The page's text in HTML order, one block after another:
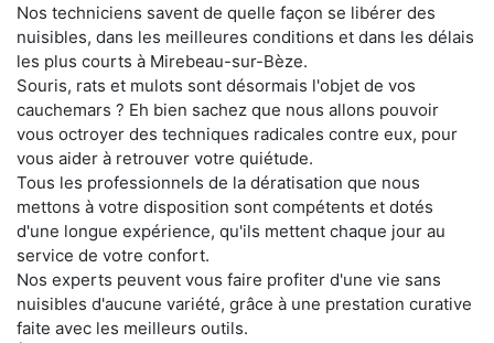
Nos techniciens savent de quelle façon se libérer des
nuisibles, dans les meilleures conditions et dans les délais
les plus courts à Mirebeau-sur-Bèze.
Souris, rats et mulots sont désormais l'objet de vos
cauchemars ? Eh bien sachez que nous allons pouvoir
vous octroyer des techniques radicales contre eux, pour
vous aider à retrouver votre quiétude.
Tous les professionnels de la dératisation que nous
mettons à votre disposition sont compétents et dotés
d'une longue expérience, qu'ils mettent chaque jour au
service de votre confort.
Nos experts peuvent vous faire profiter d'une vie sans
nuisibles d'aucune variété, grâce à une prestation curative
faite avec les meilleurs outils.